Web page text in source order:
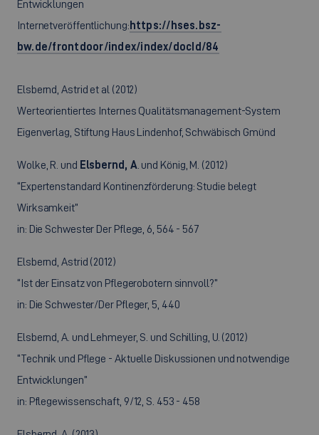
Entwicklungen
Internetveröffentlichung: https://hses.bsz-
bw.de/frontdoor/index/index/docId/84
Elsbernd, Astrid et al (2012)
Werteorientiertes Internes Qualitätsmanagement-System
Eigenverlag, Stiftung Haus Lindenhof, Schwäbisch Gmünd
Wolke, R. und Elsbernd, A . und König, M. (2012)
“Expertenstandard Kontinenzförderung: Studie belegt
Wirksamkeit”
in: Die Schwester Der Pflege, 6, 564 - 567
Elsbernd, Astrid (2012)
“Ist der Einsatz von Pflegerobotern sinnvoll?”
in: Die Schwester/Der Pfleger, 5, 440
Elsbernd, A. und Lehmeyer, S. und Schilling, U. (2012)
“Technik und Pflege - Aktuelle Diskussionen und notwendige
Entwicklungen”
in: Pflegewissenschaft, 9/12, S. 453 - 458